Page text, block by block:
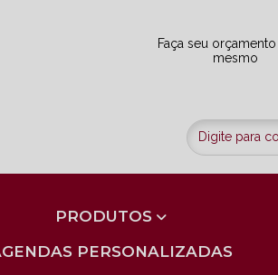
Faça seu
mesmo
PRODUTOS
AGENDAS PERSONALIZADAS